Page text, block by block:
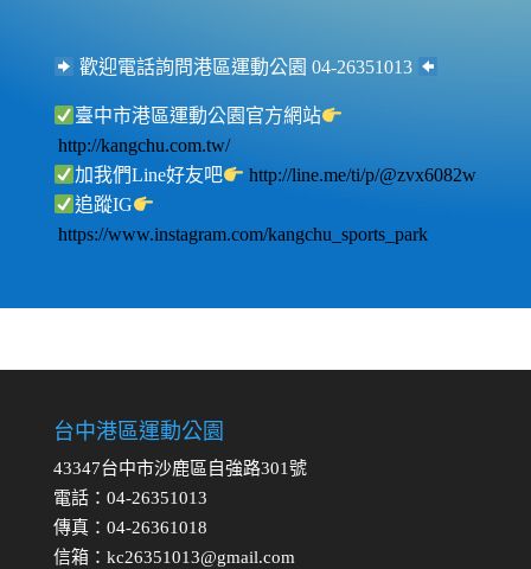
歡迎電話詢問港區運動公園 04-26351013
臺中市港區運動公園官方網站
http://kangchu.com.tw/
加我們Line好友吧
http://line.me/ti/p/@zvx6082w
追蹤IG
https://www.instagram.com/kangchu_sports_park
台中港區運動公園
43347台中市沙鹿區自強路301號
電話：04-26351013
傳真：04-26361018
信箱： kc26351013@gmail.com